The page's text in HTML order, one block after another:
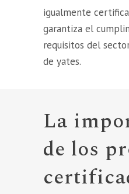
igualmente
garantiza el
requisitos del
de yates.
La
de los